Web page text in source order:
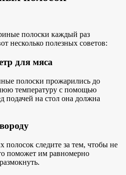
полоски каждый раз
несколько полезных советов:
для мяса
полоски прожарились до
температуру с помощью
подачей на стол она должна
следите за тем, чтобы не
поможет им равномерно